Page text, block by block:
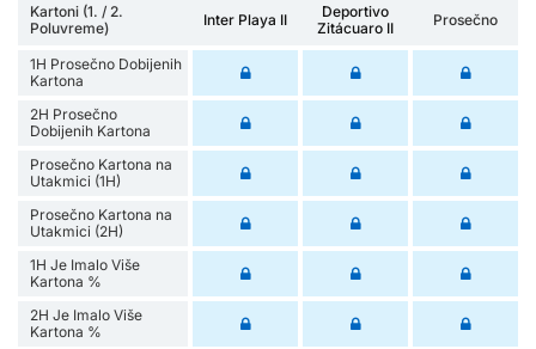
Kartoni (1. / 2.
Poluvreme)
Inter Playa II
Deportivo
Zitácuaro II
Prosečno
1H Prosečno Dobijenih
Kartona
2H Prosečno
Dobijenih Kartona
Prosečno Kartona na
Utakmici (1H)
Prosečno Kartona na
Utakmici (2H)
1H Je Imalo Više
Kartona %
2H Je Imalo Više
Kartona %